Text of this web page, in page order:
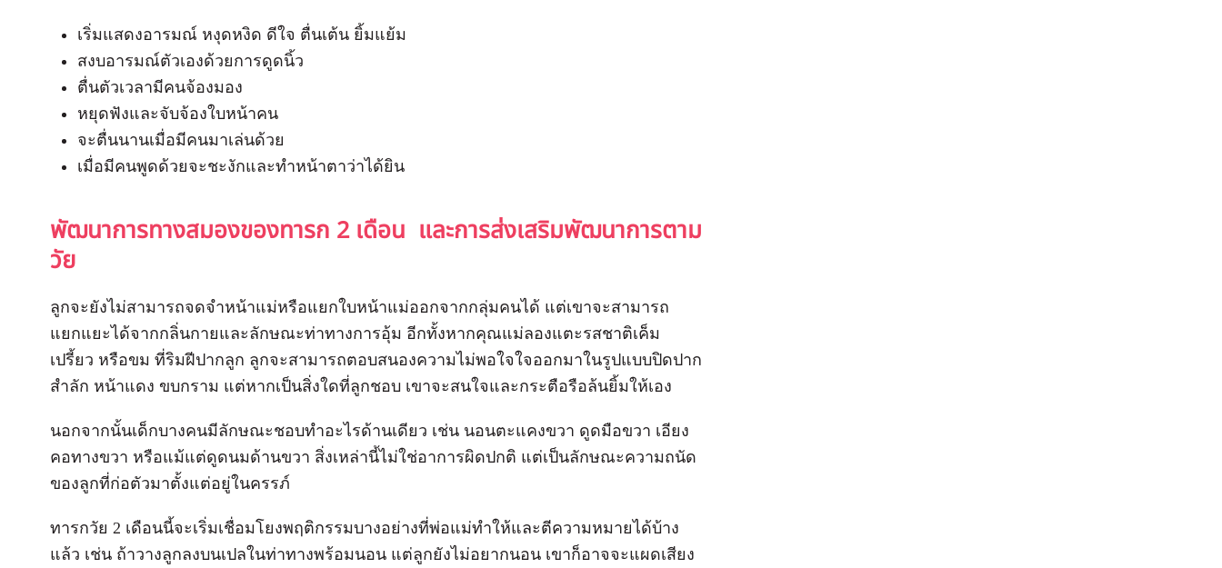
เริ่มแสดงอารมณ์ หงุดหงิด ดีใจ ตื่นเต้น ยิ้มแย้ม
สงบอารมณ์ตัวเองด้วยการดูดนิ้ว
ตื่นตัวเวลามีคนจ้องมอง
หยุดฟังและจับจ้องใบหน้าคน
จะตื่นนานเมื่อมีคนมาเล่นด้วย
เมื่อมีคนพูดด้วยจะชะงักและทำหน้าตาว่าได้ยิน
พัฒนาการทางสมองของทารก 2 เดือน และการส่งเสริมพัฒนาการตาม
วัย
ลูกจะยังไม่สามารถจดจำหน้าแม่หรือแยกใบหน้าแม่ออกจากกลุ่มคนได้ แต่เขาจะสามารถ
แยกแยะได้จากกลิ่นกายและลักษณะท่าทางการอุ้ม อีกทั้งหากคุณแม่ลองแตะรสชาติเค็ม
เปรี้ยว หรือขม ที่ริมฝีปากลูก ลูกจะสามารถตอบสนองความไม่พอใจใจออกมาในรูปแบบปิดปาก
สำลัก หน้าแดง ขบกราม แต่หากเป็นสิ่งใดที่ลูกชอบ เขาจะสนใจและกระตือรือล้นยิ้มให้เอง
นอกจากนั้นเด็กบางคนมีลักษณะชอบทำอะไรด้านเดียว เช่น นอนตะแคงขวา ดูดมือขวา เอียง
คอทางขวา หรือแม้แต่ดูดนมด้านขวา สิ่งเหล่านี้ไม่ใช่อาการผิดปกติ แต่เป็นลักษณะความถนัด
ของลูกที่ก่อตัวมาตั้งแต่อยู่ในครรภ์
ทารกวัย 2 เดือนนี้จะเริ่มเชื่อมโยงพฤติกรรมบางอย่างที่พ่อแม่ทำให้และตีความหมายได้บ้าง
แล้ว เช่น ถ้าวางลูกลงบนเปลในท่าทางพร้อมนอน แต่ลูกยังไม่อยากนอน เขาก็อาจจะแผดเสียง